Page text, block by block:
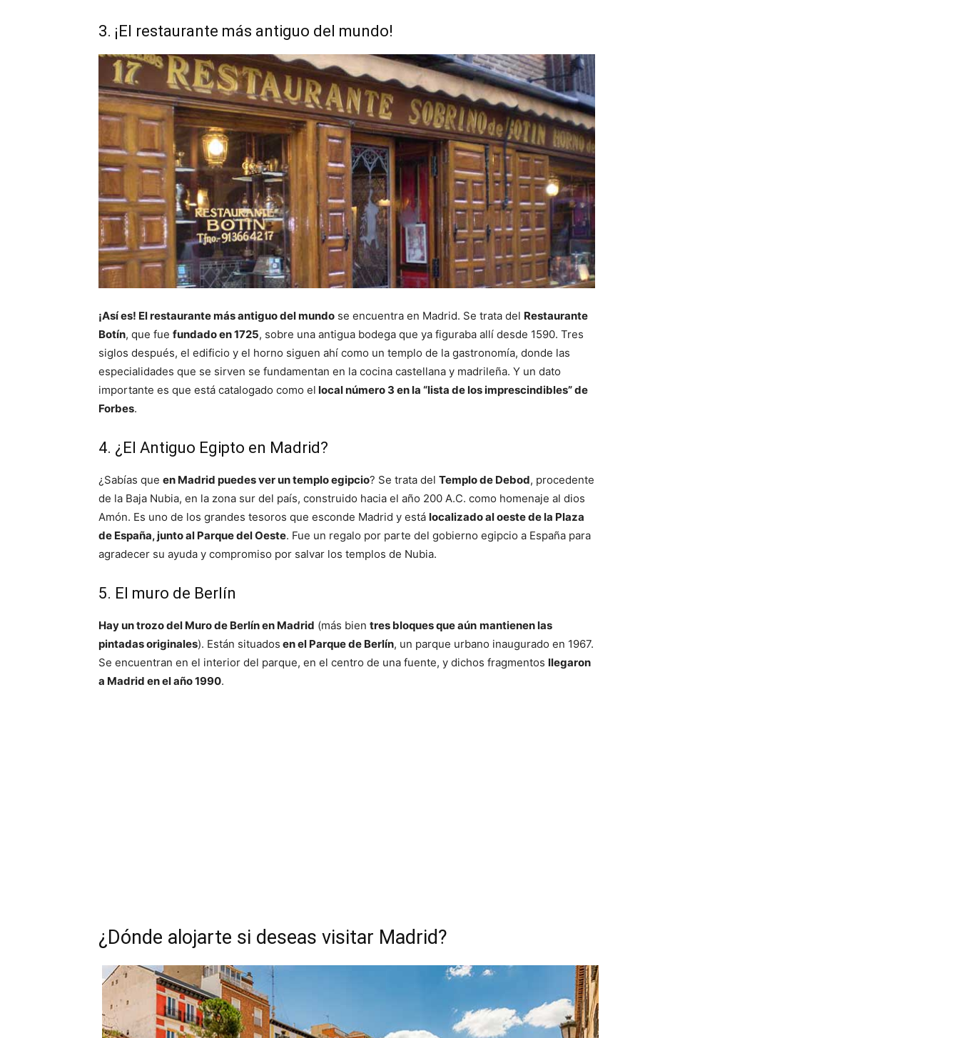
3. ¡El restaurante más antiguo del mundo!
¡Así es! El restaurante más antiguo del mundo se encuentra en Madrid. Se trata del Restaurante
Botín, que fue fundado en 1725, sobre una antigua bodega que ya figuraba allí desde 1590. Tres
siglos después, el edificio y el horno siguen ahí como un templo de la gastronomía, donde las
especialidades que se sirven se fundamentan en la cocina castellana y madrileña. Y un dato
importante es que está catalogado como el local número 3 en la “lista de los imprescindibles” de
Forbes.
4. ¿El Antiguo Egipto en Madrid?
¿Sabías que en Madrid puedes ver un templo egipcio? Se trata del Templo de Debod, procedente
de la Baja Nubia, en la zona sur del país, construido hacia el año 200 A.C. como homenaje al dios
Amón. Es uno de los grandes tesoros que esconde Madrid y está localizado al oeste de la Plaza
de España, junto al Parque del Oeste. Fue un regalo por parte del gobierno egipcio a España para
agradecer su ayuda y compromiso por salvar los templos de Nubia.
5. El muro de Berlín
Hay un trozo del Muro de Berlín en Madrid (más bien tres bloques que aún mantienen las
pintadas originales). Están situados en el Parque de Berlín, un parque urbano inaugurado en 1967.
Se encuentran en el interior del parque, en el centro de una fuente, y dichos fragmentos llegaron
a Madrid en el año 1990.
¿Dónde alojarte si deseas visitar Madrid?